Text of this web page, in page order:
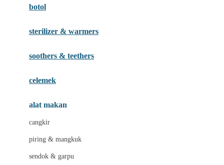
Hybrid
I
Inlacta DHA
Ivenet
botol
sterilizer & warmers
soothers & teethers
celemek
alat makan
cangkir
piring & mangkuk
sendok & garpu